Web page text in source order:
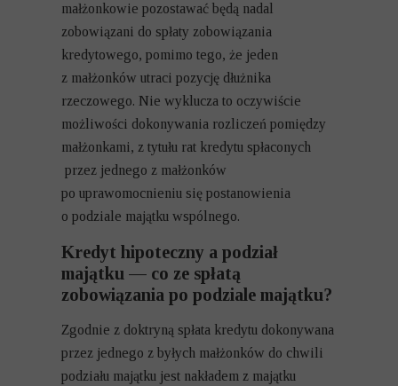
małżonkowie pozostawać będą nadal
zobowiązani do spłaty zobowiązania
kredytowego, pomimo tego, że jeden
z małżonków utraci pozycję dłużnika
rzeczowego. Nie wyklucza to oczywiście
możliwości dokonywania rozliczeń pomiędzy
małżonkami, z tytułu rat kredytu spłaconych
przez jednego z małżonków
po uprawomocnieniu się postanowienia
o podziale majątku wspólnego.
Kredyt hipoteczny a podział
majątku — co ze spłatą
zobowiązania po podziale majątku?
Zgodnie z doktryną spłata kredytu dokonywana
przez jednego z byłych małżonków do chwili
podziału majątku jest nakładem z majątku